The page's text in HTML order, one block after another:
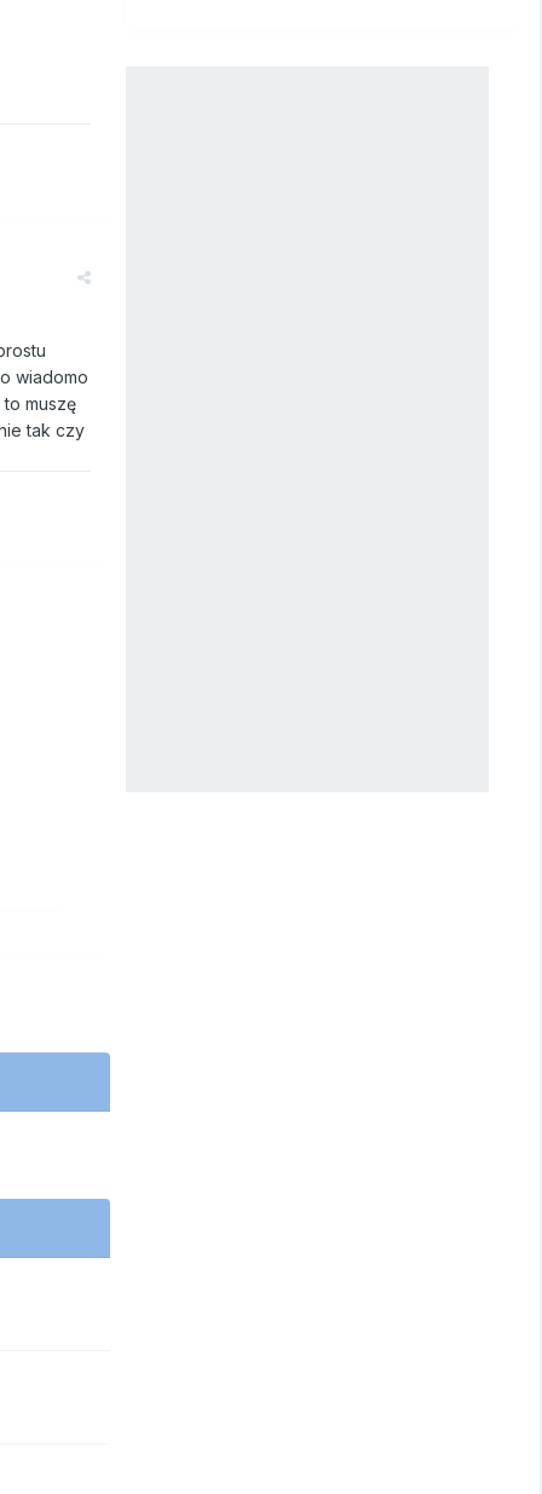
wiadomo
to muszę
tak czy